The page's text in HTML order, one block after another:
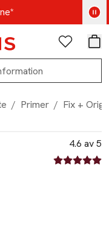
nu
Favoriter
/ Primer / Fix +
4.6 av 5
4.6 av fem